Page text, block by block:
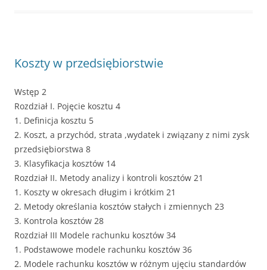
Koszty w przedsiębiorstwie
Wstęp 2
Rozdział I. Pojęcie kosztu 4
1. Definicja kosztu 5
2. Koszt, a przychód, strata ,wydatek i związany z nimi zysk
przedsiębiorstwa 8
3. Klasyfikacja kosztów 14
Rozdział II. Metody analizy i kontroli kosztów 21
1. Koszty w okresach długim i krótkim 21
2. Metody określania kosztów stałych i zmiennych 23
3. Kontrola kosztów 28
Rozdział III Modele rachunku kosztów 34
1. Podstawowe modele rachunku kosztów 36
2. Modele rachunku kosztów w różnym ujęciu standardów